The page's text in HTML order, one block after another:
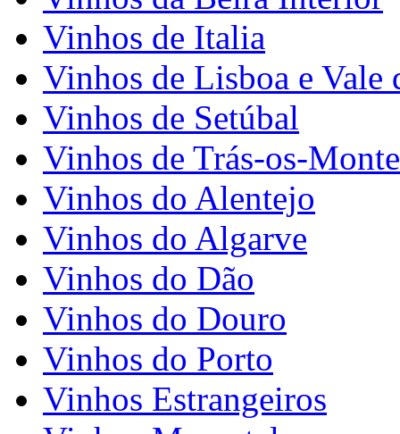
Vinhos de Italia
Vinhos de Lisboa e Vale
Vinhos de Setúbal
Vinhos de Trás-os-
Vinhos do Alentejo
Vinhos do Algarve
Vinhos do Dão
Vinhos do Douro
Vinhos do Porto
Vinhos Estrangeiros